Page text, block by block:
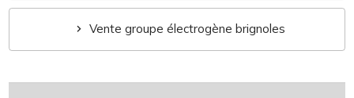
Vente groupe électrogène brignoles